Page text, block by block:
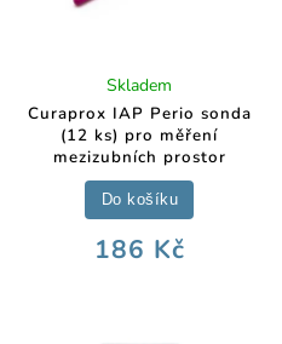
Curaprox IAP Perio sonda
(12 ks) pro měření
mezizubních prostor
Skladem
186 Kč
Do košíku